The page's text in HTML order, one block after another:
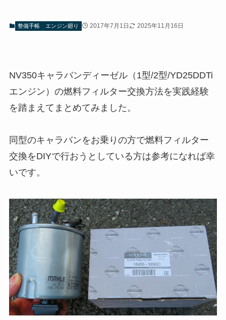
整備手帳 エンジン廻り 2017年7月1日 2025年11月16日
NV350キャラバンディーゼル（1型/2型/YD25DDTi
エンジン）の燃料フィルター交換方法を実践経験
を踏まえてまとめてみました。
同型のキャラバンをお乗りの方で燃料フィルター
交換をDIYで行おうとしている方は参考になれば幸
いです。